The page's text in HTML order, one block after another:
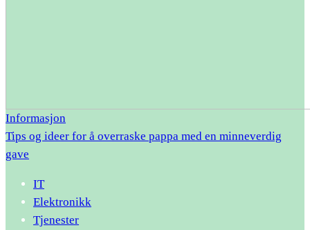
Informasjon
Tips og ideer for å overraske pappa med en minneverdig
gave
IT
Elektronikk
Tjenester